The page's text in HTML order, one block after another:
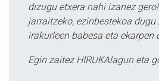
dizugu etxera nahi izanez
jarraitzeko, ezinbestekoa dugu
irakurleen babesa eta ekarpen
Egin zaitez HIRUKAlagun eta